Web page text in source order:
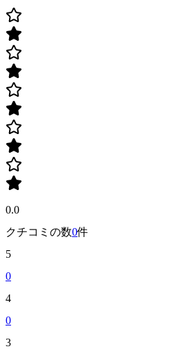
0.0
クチコミの数0件
5
0
4
0
3